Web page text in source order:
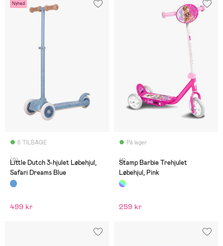
Nyhed
6 TILBAGE
(0)
Little Dutch 3-hjulet Løbehjul,
Safari Dreams Blue
499 kr
På lager
(1)
Stamp Barbie Trehjulet
Løbehjul, Pink
259 kr